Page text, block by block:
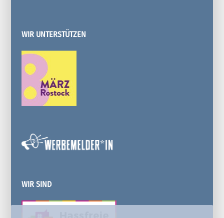
WIR UNTERSTÜTZEN
WIR SIND